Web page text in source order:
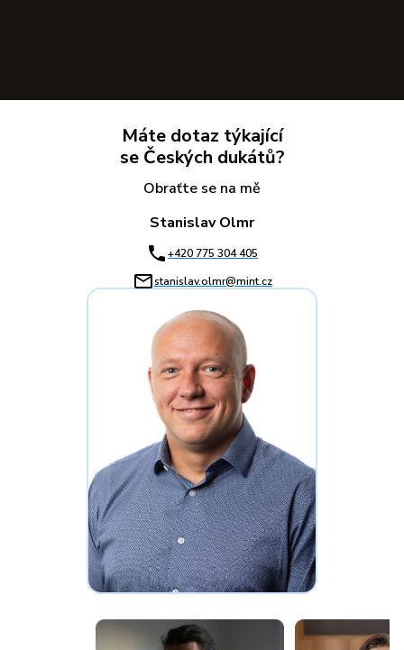
Máte dotaz týkající
se Českých dukátů?
Obraťte se na mě
Stanislav Olmr
+420 775 304 405
stanislav.olmr@mint.cz